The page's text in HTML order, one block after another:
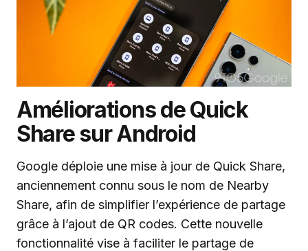
Améliorations de Quick
Share sur Android
Google déploie une mise à jour de Quick Share,
anciennement connu sous le nom de Nearby
Share, afin de simplifier l’expérience de partage
grâce à l’ajout de QR codes. Cette nouvelle
fonctionnalité vise à faciliter le partage de